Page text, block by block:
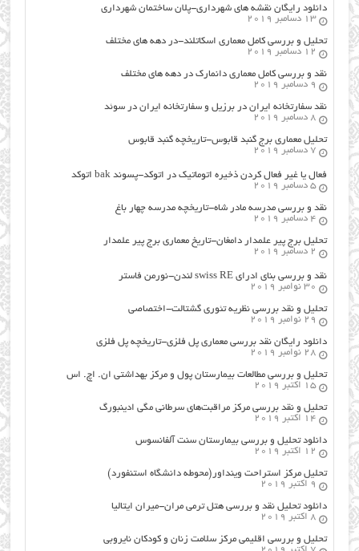
دانلود رایگان نقشه های شهرداری-پلان ساختمان شهرداری
13 دسامبر 2019
تحلیل و بررسی کامل معماری اسکاتلند-در دهه های مختلف
12 دسامبر 2019
نقد و بررسی کامل معماری دانمارک در دهه های مختلف
9 دسامبر 2019
نقد سفارتخانه ایران در برزیل و سفارتخانه ایران در سوئد
8 دسامبر 2019
تحلیل معماری برج گنبد قابوس-تاریخچه گنبد قابوس
7 دسامبر 2019
فعال یا غیر فعال کردن ذخیره اتوماتیک در اتوکد-پسوند bak اتوکد
5 دسامبر 2019
نقد و بررسی مدرسه مادر شاه-تاریخچه مدرسه چهار باغ
4 دسامبر 2019
تحلیل برج پیر علمدار دامغان-تاریخ معماری برج پیر علمدار
2 دسامبر 2019
نقد و بررسی بنای ادرای swiss RE لندن-نورمن فاستر
30 نوامبر 2019
تحلیل و نقد بررسی نظریه تئوری گشتالت-اختصاصی
29 نوامبر 2019
دانلود رایگان نقد بررسی معماری پل فلزی-تاریخچه پل فلزی
28 نوامبر 2019
تحلیل و بررسی مطالعات بیمارستان پول و مرکز بهداشتی ان. اچ. اس
15 اکتبر 2019
تحلیل و نقد بررسی مرکز مراقبت‌های سرطانی مگی ادینبورگ
14 اکتبر 2019
دانلود تحلیل و بررسی بیمارستان سنت آلفانسوس
12 اکتبر 2019
تحلیل مرکز استراحت وینداور(محوطه دانشگاه استنفورد)
9 اکتبر 2019
دانلود تحلیل نقد و بررسی هتل ترمی مران-میران ایتالیا
8 اکتبر 2019
تحلیل و بررسی اقلیمی مرکز سلامت زنان و کودکان نایروبی